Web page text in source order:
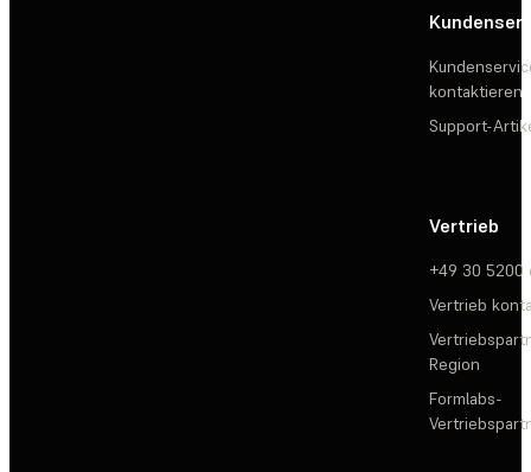
kontaktieren
Support-
Vertrieb
+49 30 5200
Vertrieb
Region
Formlabs-